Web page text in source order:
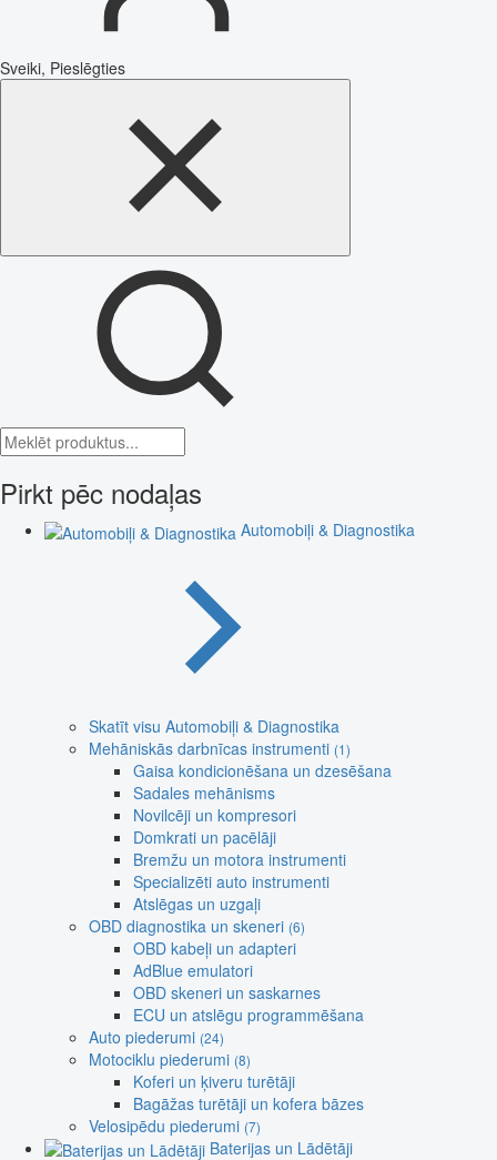
Sveiki, Pieslēgties
Pirkt pēc nodaļas
Automobiļi & Diagnostika
Skatīt visu Automobiļi & Diagnostika
Mehāniskās darbnīcas instrumenti (1)
Gaisa kondicionēšana un dzesēšana
Sadales mehānisms
Novilcēji un kompresori
Domkrati un pacēlāji
Bremžu un motora instrumenti
Specializēti auto instrumenti
Atslēgas un uzgaļi
OBD diagnostika un skeneri (6)
OBD kabeļi un adapteri
AdBlue emulatori
OBD skeneri un saskarnes
ECU un atslēgu programmēšana
Auto piederumi (24)
Motociklu piederumi (8)
Koferi un ķiveru turētāji
Bagāžas turētāji un kofera bāzes
Velosipēdu piederumi (7)
Baterijas un Lādētāji